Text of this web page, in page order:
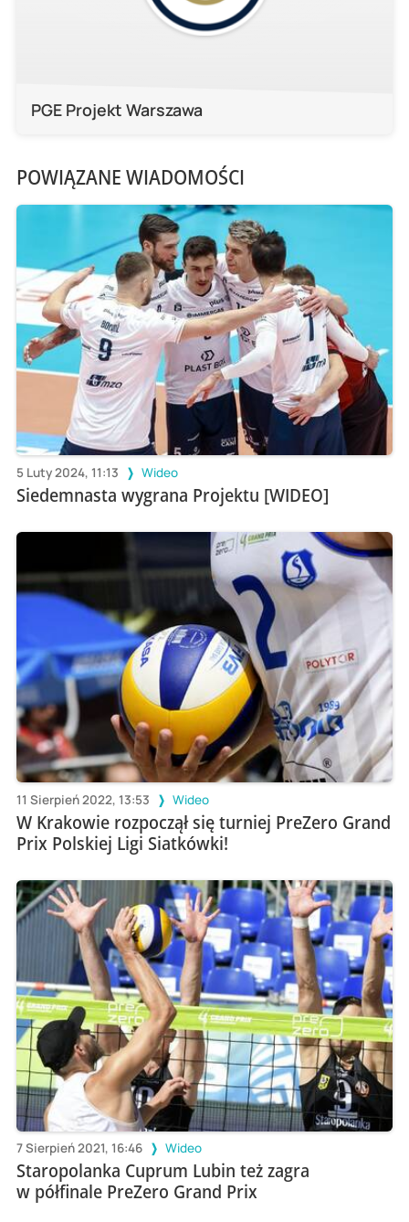
PGE Projekt Warszawa
POWIĄZANE WIADOMOŚCI
5 Luty 2024, 11:13 Wideo
Siedemnasta wygrana Projektu [WIDEO]
11 Sierpień 2022, 13:53 Wideo
W Krakowie rozpoczął się turniej PreZero Grand
Prix Polskiej Ligi Siatkówki!
7 Sierpień 2021, 16:46 Wideo
Staropolanka Cuprum Lubin też zagra
w półfinale PreZero Grand Prix